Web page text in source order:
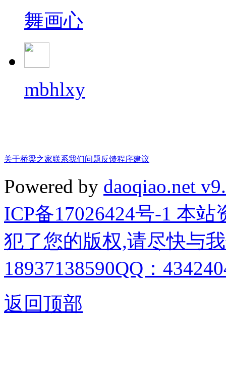
舞画心
mbhlxy
关于桥梁之家联系我们问题反馈程序建议
Powered by daoqiao.net
ICP备17026424号-1 本
犯了您的版权,请尽快与
18937138590QQ：
返回顶部